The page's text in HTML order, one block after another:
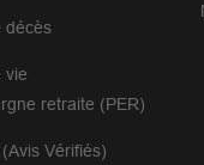
décès
vie
retraite (PER)
Vérifiés)